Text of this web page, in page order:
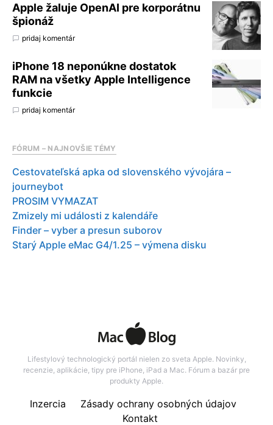
Apple žaluje OpenAI pre korporátnu
špionáž
pridaj komentár
iPhone 18 neponúkne dostatok
RAM na všetky Apple Intelligence
funkcie
pridaj komentár
FÓRUM – NAJNOVŠIE TÉMY
Cestovateľská apka od slovenského vývojára –
journeybot
PROSIM VYMAZAT
Zmizely mi události z kalendáře
Finder – vyber a presun suborov
Starý Apple eMac G4/1.25 – výmena disku
Lifestylový technologický portál nielen zo sveta Apple. Novinky,
recenzie, aplikácie, tipy pre iPhone, iPad a Mac. Fórum a bazár pre
produkty Apple.
Inzercia
Zásady ochrany osobných údajov
Kontakt